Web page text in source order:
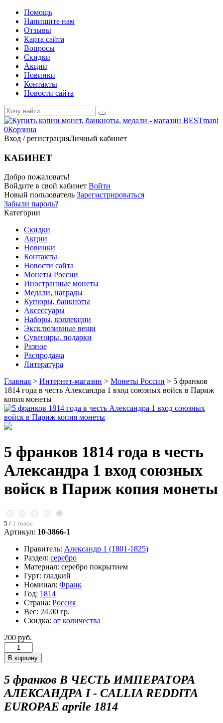
Помощь
Напишите нам
Отзывы
Карта сайта
Вопросы
Скидки
Акции
Новинки
Контакты
Новости сайта
0Корзина
Вход / регистрацияЛичный кабинет
КАБИНЕТ
Добро пожаловать!
Войдите в свой кабинет Войти
Новый пользователь Зарегистрироваться
Забыли пароль?
Категории
Скидки
Акции
Новинки
Контакты
Новости сайта
Монеты России
Иностранные монеты
Медали, награды
Купюры, банкноты
Аксессуары
Наборы, коллекции
Эксклюзивные вещи
Сувениры, подарки
Разное
Распродажа
Литература
Главная > Интернет-магазин > Монеты России > 5 франков
1814 года в честь Александра 1 вход союзных войск в Париж
копия монеты
5 франков 1814 года в честь
Александра 1 вход союзных
войск в Париж копия монеты
5 / 1 голос
Артикул: 10-3866-1
Правитель: Александр 1 (1801-1825)
Раздел: серебро
Материал: серебро покрытием
Гурт: гладкий
Номинал: Франк
Год: 1814
Страна: Россия
Вес: 24.00 гр.
Скидка: от количества
200 руб.
5 франков В ЧЕСТЬ ИМПЕРАТОРА
АЛЕКСАНДРА I - CALLIA REDDITA
EUROPAE aprile 1814